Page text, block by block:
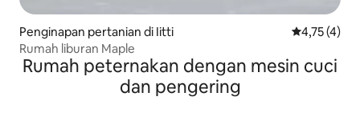
Penginapan pertanian di Iitti Nilai rata-
4,75 (4)
Rumah liburan Maple
Rumah peternakan dengan mesin cuci
dan pengering